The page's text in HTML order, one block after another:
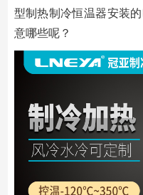
型制热制冷恒温器安装
意哪些呢？